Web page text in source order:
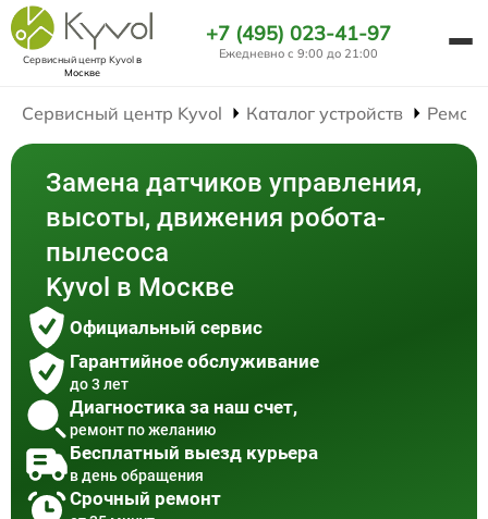
Сервисный центр Kyvolв
Москве
+7 (495) 023-41-97
Ежедневно с 9:00 до 21:00
Сервисный центр Kyvol Каталог устройств
Замена датчиков управления,
высоты, движения робота-
пылесоса
Kyvol в Москве
Официальный сервис
Гарантийное обслуживание
до 3 лет
Диагностика за наш счет,
ремонт по желанию
Бесплатный выезд курьера
в день обращения
Срочный ремонт